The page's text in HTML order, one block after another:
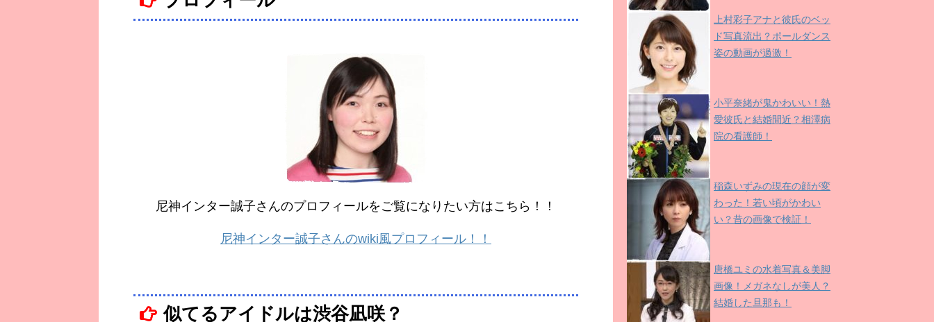
尼神インター誠子さんのプロフィールをご覧になりたい方はこちら！！
尼神インター誠子さんのwiki風プロフィール！！
似てるアイドルは渋谷凪咲？
上村彩子アナと彼氏のベッ
ド写真流出？ポールダンス
姿の動画が過激！
小平奈緒が鬼かわいい！熱
愛彼氏と結婚間近？相澤病
院の看護師！
稲森いずみの現在の顔が変
わった！若い頃がかわい
い？昔の画像で検証！
唐橋ユミの水着写真＆美脚
画像！メガネなしが美人？
結婚した旦那も！